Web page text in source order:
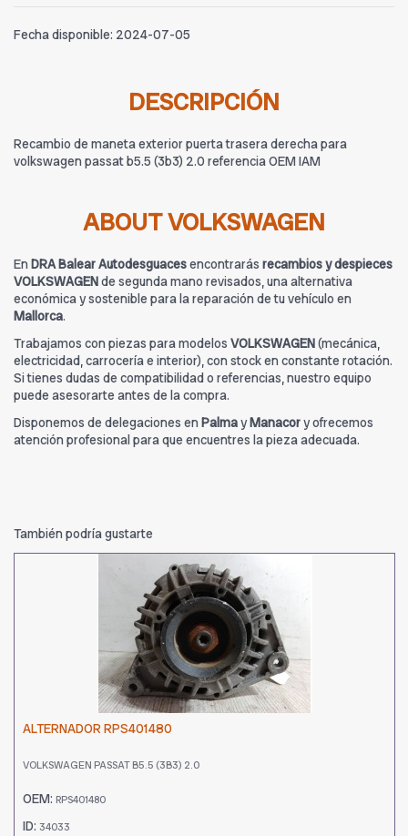
Fecha disponible: 2024-07-05
DESCRIPCIÓN
Recambio de maneta exterior puerta trasera derecha para
volkswagen passat b5.5 (3b3) 2.0 referencia OEM IAM
ABOUT VOLKSWAGEN
En DRA Balear Autodesguacesencontrarás recambios y despieces
VOLKSWAGENde segunda mano revisados, una alternativa
económica y sostenible para la reparación de tu vehículo en
Mallorca.
Trabajamos con piezas para modelos VOLKSWAGEN(mecánica,
electricidad, carrocería e interior), con stock en constante rotación.
Si tienes dudas de compatibilidad o referencias, nuestro equipo
puede asesorarte antes de la compra.
Disponemos de delegaciones en PalmayManacory ofrecemos
atención profesional para que encuentres la pieza adecuada.
También podría gustarte
ALTERNADOR RPS401480
VOLKSWAGEN PASSAT B5.5 (3B3) 2.0
OEM: RPS401480
ID: 34033